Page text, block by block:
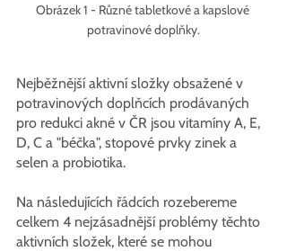
Obrázek 1 - Různé tabletkové a kapslové
potravinové doplňky.
Nejběžnější aktivní složky obsažené v
potravinových doplňcích prodávaných
pro redukci akné v ČR jsou vitamíny A, E,
D, C a "béčka", stopové prvky zinek a
selen a probiotika.
Na následujících řádcích rozebereme
celkem 4 nejzásadnější problémy těchto
aktivních složek, které se mohou